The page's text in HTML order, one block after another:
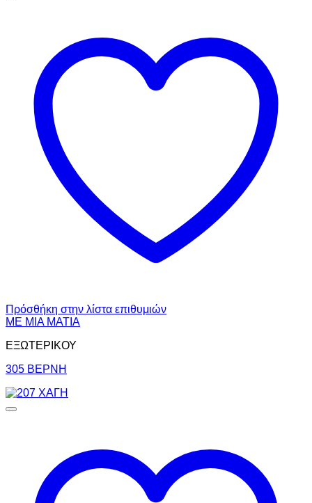
Πρόσθήκη στην λίστα επιθυμιών
ΜΕ ΜΙΑ ΜΑΤΙΑ
ΕΞΩΤΕΡΙΚΟΥ
305 ΒΕΡΝΗ